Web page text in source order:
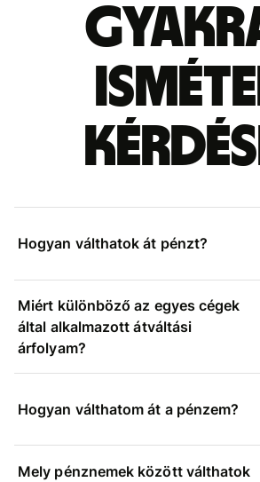
Hogyan válthatok át pénzt?
Miért különböző az egyes cégek
által alkalmazott átváltási
árfolyam?
Hogyan válthatom át a pénzem?
Mely pénznemek között válthatok